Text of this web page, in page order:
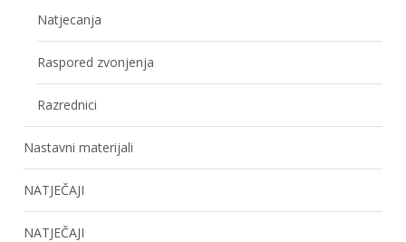
Natjecanja
Raspored zvonjenja
Razrednici
Nastavni materijali
NATJEČAJI
NATJEČAJI